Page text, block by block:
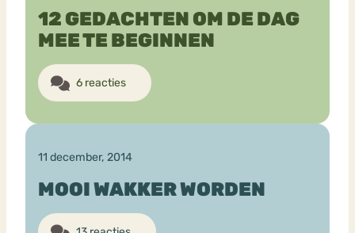
12 GEDACHTEN OM DE DAG
MEE TE BEGINNEN
6 reacties
11 december, 2014
MOOI WAKKER WORDEN